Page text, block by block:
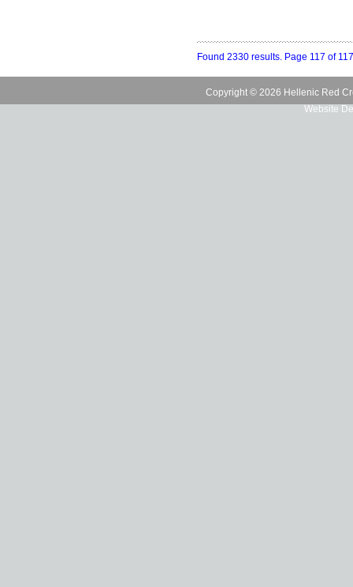
Found 2330 results. Page 117 of 117
Copyright © 2026 Hellenic Red
Website